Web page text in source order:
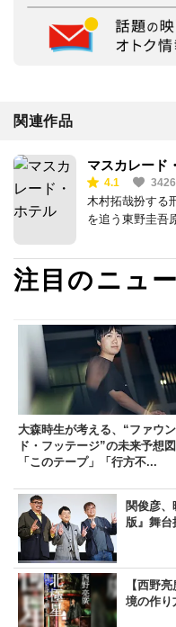
関連作品
マスカレード
4.1 3426
木村拓哉扮する
を追う東野圭吾
注目のニュ
大森時生が考える、“ファウン
ド・フッテージ”の未来予想図
「このテープ」「行方不...
関俊彦
版』舞台
【西野
境の作り